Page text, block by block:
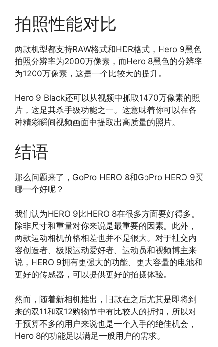
拍照性能对比
两款机型都支持RAW格式和HDR格式，Hero 9黑色
拍照分辨率为2000万像素，而Hero 8黑色的分辨率
为1200万像素，这是一个比较大的提升。
Hero 9 Black还可以从视频中抓取1470万像素的照
片，这是其杀手级功能之一。这意味着你可以在各
种精彩瞬间视频画面中提取出高质量的照片。
结语
那么问题来了，GoPro HERO 8和GoPro HERO 9买
哪一个好呢？
我们认为HERO 9比HERO 8在很多方面要好得多。
除非尺寸和重量对你来说是最重要的因素。此外，
两款运动相机价格相差也并不是很大。对于社交内
容创造者、极限运动爱好者、运动员和视频博主来
说，HERO 9拥有更强大的功能、更大容量的电池和
更好的传感器，可以提供更好的拍摄体验。
然而，随着新相机推出，旧款在之后尤其是即将到
来的双11和双12购物节中有比较大的折扣，所以对
于预算不多的用户来说也是一个入手的绝佳机会，
Hero 8的功能足以满足一般用户的需求。